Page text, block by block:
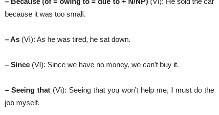
because it was too small.
– As (Vì): As he was tired, he sat down.
– Since (Vì): Since we have no money, we can’t buy it.
– Seeing that (Vì): Seeing that you won’t help me, I must do the
job myself.